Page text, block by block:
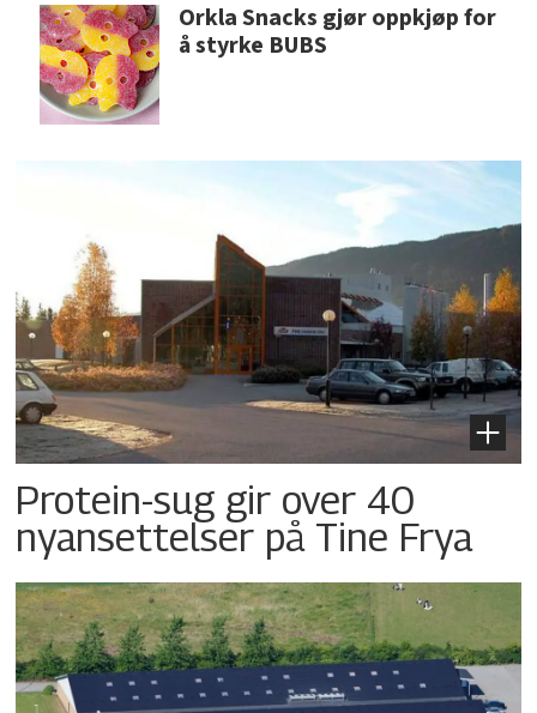
Orkla Snacks gjør oppkjøp for
å styrke BUBS
Protein-sug gir over 40
nyansettelser på Tine Frya